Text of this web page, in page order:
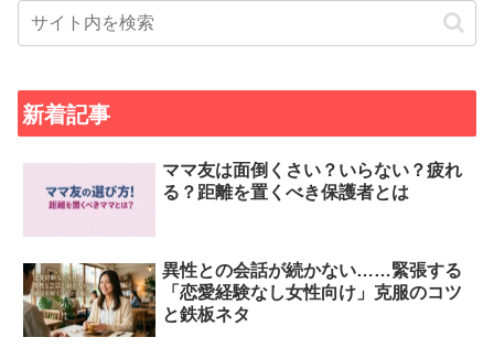
新着記事
ママ友は面倒くさい？いらない？疲れ
る？距離を置くべき保護者とは
異性との会話が続かない……緊張する
「恋愛経験なし女性向け」克服のコツ
と鉄板ネタ